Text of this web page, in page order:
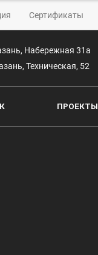
Сертификаты
Набережная 31а
Техническая, 52
ПРОЕКТЫ